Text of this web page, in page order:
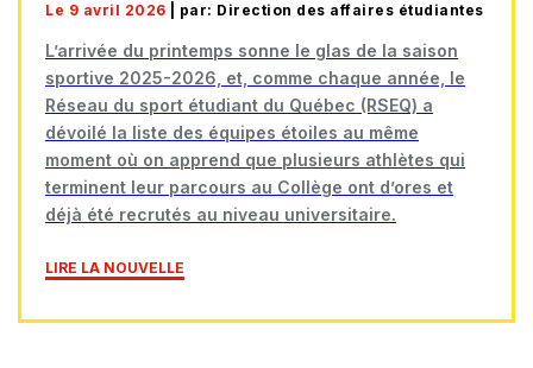
Le 9 avril 2026 | par: Direction des affaires étudiantes
L’arrivée du printemps sonne le glas de la saison
sportive 2025-2026, et, comme chaque année, le
Réseau du sport étudiant du Québec (RSEQ) a
dévoilé la liste des équipes étoiles au même
moment où on apprend que plusieurs athlètes qui
terminent leur parcours au Collège ont d’ores et
déjà été recrutés au niveau universitaire.
LIRE LA NOUVELLE